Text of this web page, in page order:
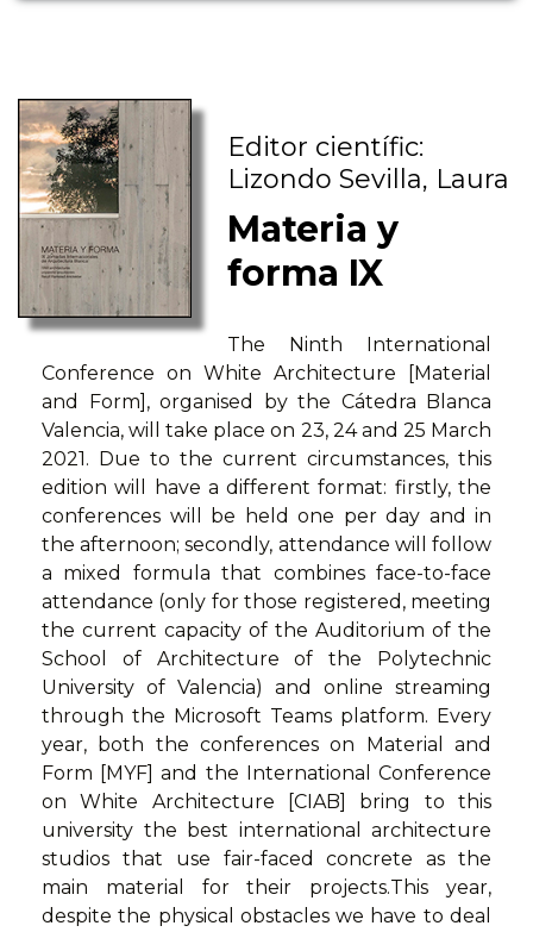
Editor científic:
Lizondo Sevilla, Laura
Materia y
forma IX
The Ninth International
Conference on White Architecture [Material
and Form], organised by the Cátedra Blanca
Valencia, will take place on 23, 24 and 25 March
2021. Due to the current circumstances, this
edition will have a different format: firstly, the
conferences will be held one per day and in
the afternoon; secondly, attendance will follow
a mixed formula that combines face-to-face
attendance (only for those registered, meeting
the current capacity of the Auditorium of the
School of Architecture of the Polytechnic
University of Valencia) and online streaming
through the Microsoft Teams platform. Every
year, both the conferences on Material and
Form [MYF] and the International Conference
on White Architecture [CIAB] bring to this
university the best international architecture
studios that use fair-faced concrete as the
main material for their projects.This year,
despite the physical obstacles we have to deal